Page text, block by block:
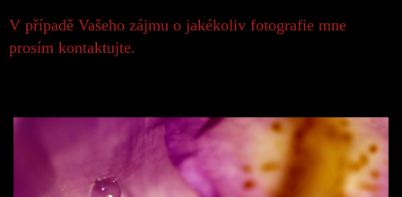
V případě Vašeho zájmu o jakékoliv fotografie mne
prosím kontaktujte.